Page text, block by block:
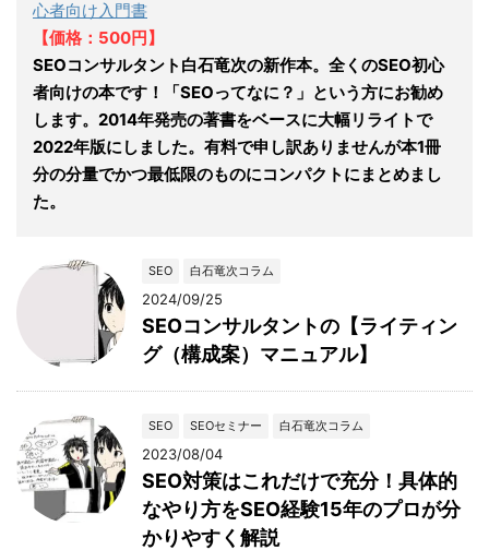
心者向け入門書
【価格：500円】
SEOコンサルタント白石竜次の新作本。全くのSEO初心
者向けの本です！「SEOってなに？」という方にお勧め
します。2014年発売の著書をベースに大幅リライトで
2022年版にしました。有料で申し訳ありませんが本1冊
分の分量でかつ最低限のものにコンパクトにまとめまし
た。
SEO 白石竜次コラム
2024/09/25
SEOコンサルタントの【ライティン
グ（構成案）マニュアル】
SEO SEOセミナー 白石竜次コラム
2023/08/04
SEO対策はこれだけで充分！具体的
なやり方をSEO経験15年のプロが分
かりやすく解説